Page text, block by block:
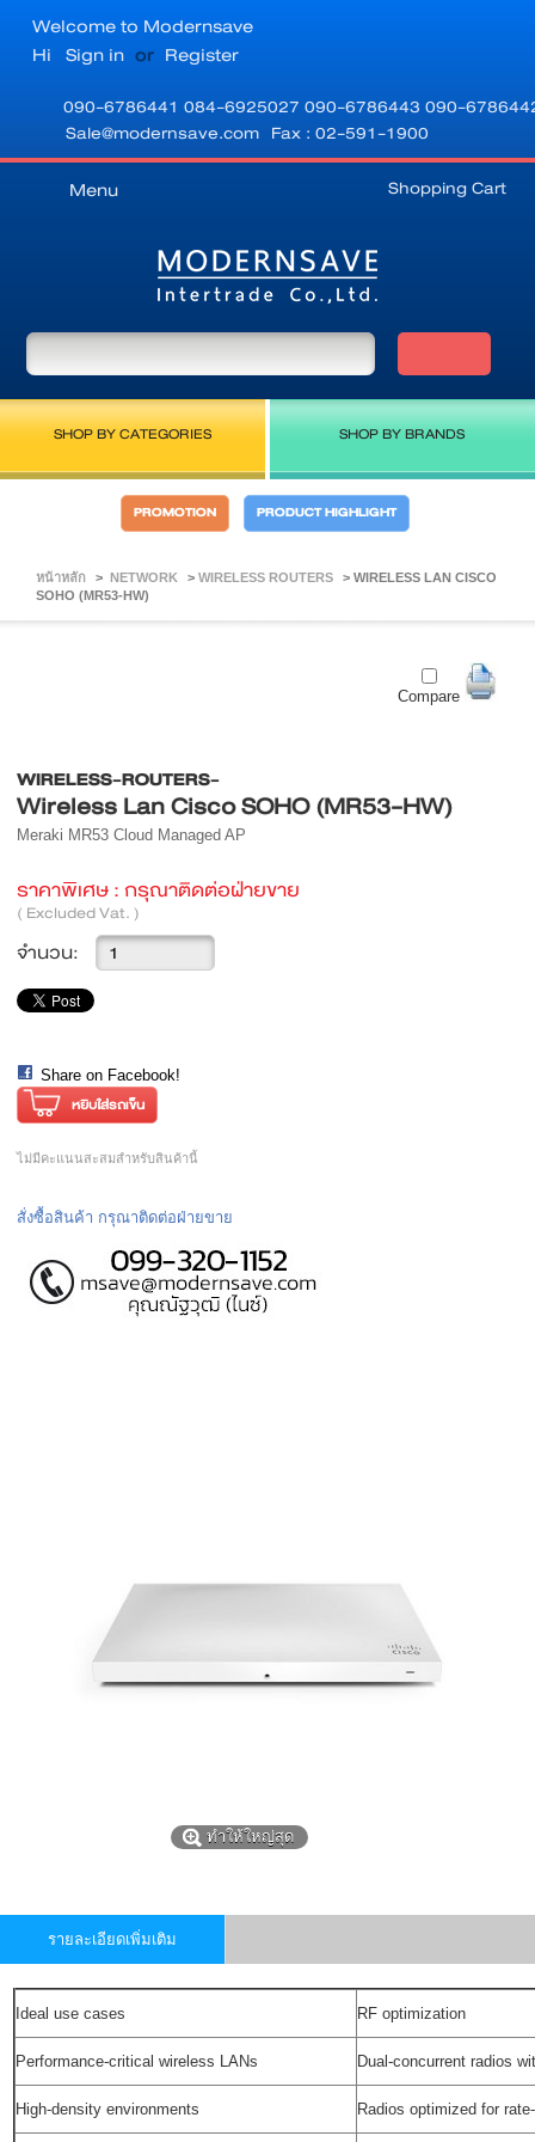
Welcome to Modernsave
Hi Sign in or Register
090-6786441 084-6925027 090-6786443 090-
Sale@modernsave.com Fax : 02-591-1900
Shopping Cart
Menu
SHOP BY CATEGORIES SHOP BY BRANDS
PROMOTION PRODUCT HIGHLIGHT
หน้าหลัก > NETWORK > WIRELESS ROUTERS > WIRELESS LAN CISCO
SOHO (MR53-HW)
Compare
WIRELESS-ROUTERS-
Wireless Lan Cisco SOHO (MR53-HW)
Meraki MR53 Cloud Managed AP
ราคาพิเศษ : กรุณาติดต่อฝ่ายขาย
( Excluded Vat. )
จำนวน:
Share on Facebook!
ไม่มีคะแนนสะสมสำหรับสินค้านี้
สั่งซื้อสินค้า กรุณาติดต่อฝ่ายขาย
ทำให้ใหญ่สุด
รายละเอียดเพิ่มเติม
Ideal use cases RF optimization
Performance-critical wireless LANs Dual-concurrent radios
High-density environments Radios optimized for